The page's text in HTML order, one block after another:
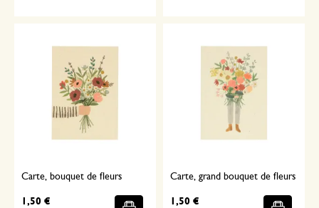
Carte, bouquet de fleurs
1,50 €
Carte, grand bouquet de fleurs
1,50 €